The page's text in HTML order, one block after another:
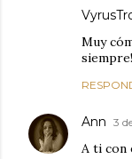
Muy
Ann 3
A ti con